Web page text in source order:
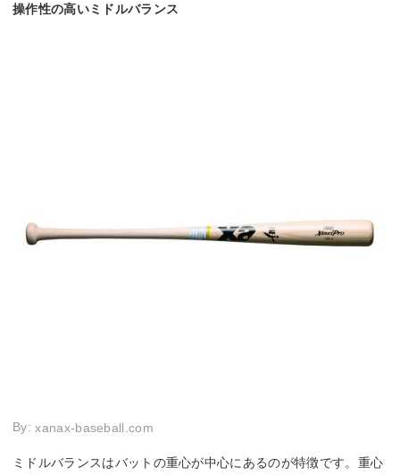
操作性の高いミドルバランス
By:xanax-baseball.com
ミドルバランスはバットの重心が中心にあるのが特徴です。重心